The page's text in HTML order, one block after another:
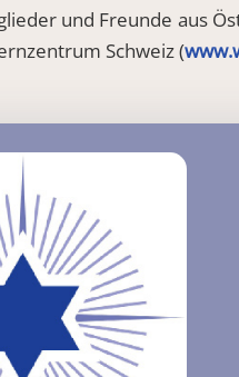
und Freunde aus
Schweiz (